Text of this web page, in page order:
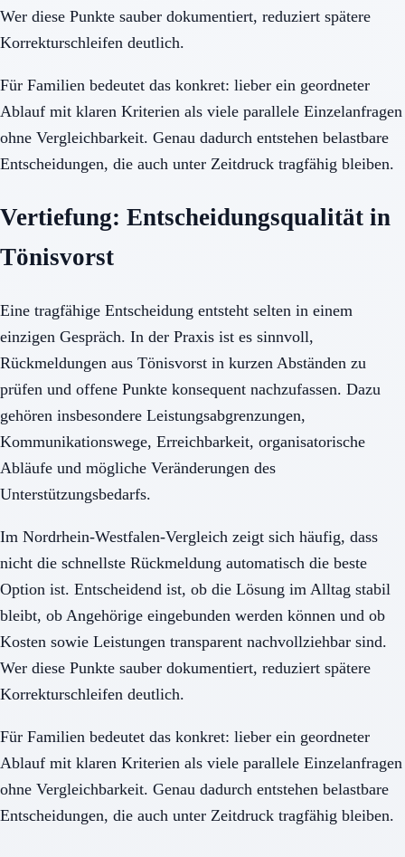
Wer diese Punkte sauber dokumentiert, reduziert spätere
Korrekturschleifen deutlich.
Für Familien bedeutet das konkret: lieber ein geordneter
Ablauf mit klaren Kriterien als viele parallele Einzelanfragen
ohne Vergleichbarkeit. Genau dadurch entstehen belastbare
Entscheidungen, die auch unter Zeitdruck tragfähig bleiben.
Vertiefung: Entscheidungsqualität in
Tönisvorst
Eine tragfähige Entscheidung entsteht selten in einem
einzigen Gespräch. In der Praxis ist es sinnvoll,
Rückmeldungen aus Tönisvorst in kurzen Abständen zu
prüfen und offene Punkte konsequent nachzufassen. Dazu
gehören insbesondere Leistungsabgrenzungen,
Kommunikationswege, Erreichbarkeit, organisatorische
Abläufe und mögliche Veränderungen des
Unterstützungsbedarfs.
Im Nordrhein-Westfalen-Vergleich zeigt sich häufig, dass
nicht die schnellste Rückmeldung automatisch die beste
Option ist. Entscheidend ist, ob die Lösung im Alltag stabil
bleibt, ob Angehörige eingebunden werden können und ob
Kosten sowie Leistungen transparent nachvollziehbar sind.
Wer diese Punkte sauber dokumentiert, reduziert spätere
Korrekturschleifen deutlich.
Für Familien bedeutet das konkret: lieber ein geordneter
Ablauf mit klaren Kriterien als viele parallele Einzelanfragen
ohne Vergleichbarkeit. Genau dadurch entstehen belastbare
Entscheidungen, die auch unter Zeitdruck tragfähig bleiben.